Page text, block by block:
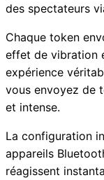
des spectateurs
Chaque token
effet de vibration
expérience
vous envoyez de
et intense.
La configuration
appareils
réagissent